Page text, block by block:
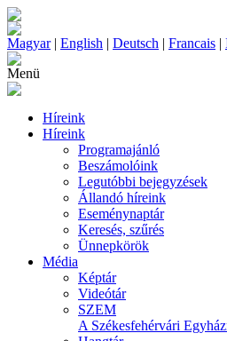
Magyar| English | Deutsch | Francais |
Menü
Híreink
Híreink
Programajánló
Beszámolóink
Legutóbbi bejegyzések
Állandó híreink
Eseménynaptár
Keresés, szűrés
Ünnepkörök
Média
Képtár
Videótár
SZEM
A Székesfehérvári